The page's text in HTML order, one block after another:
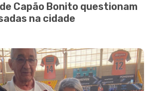
Capão Bonito questionam
na cidade